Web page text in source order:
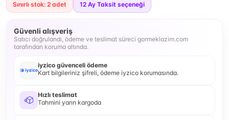
Sınırlı stok: 2 adet 12 Ay Taksit seçeneği
Güvenli alışveriş
Satıcı doğrulandı, ödeme ve teslimat süreci gormeklazim.com
tarafından koruma altında.
iyzico güvenceli ödeme
Kart bilgileriniz şifreli, ödeme iyzico korumasında.
Hızlı teslimat
Tahmini yarın kargoda